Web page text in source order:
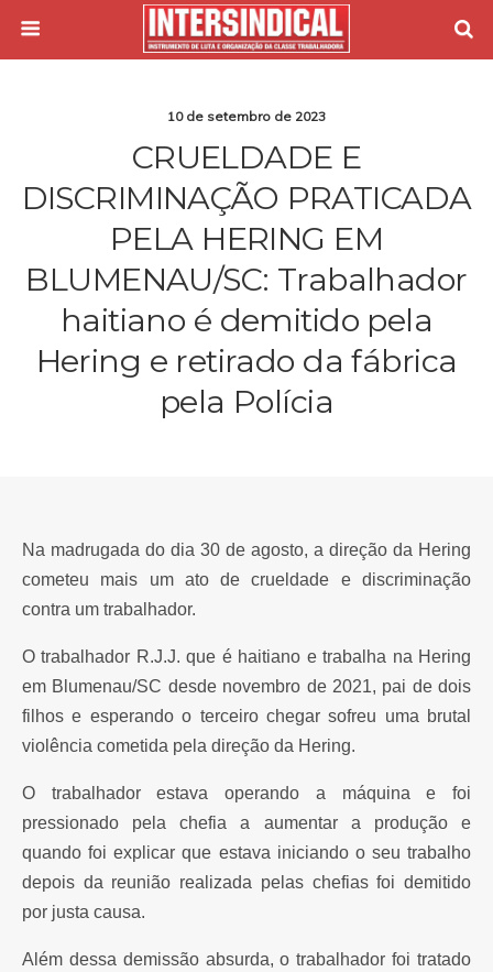
10 de setembro de 2023
CRUELDADE E
DISCRIMINAÇÃO PRATICADA
PELA HERING EM
BLUMENAU/SC: Trabalhador
haitiano é demitido pela
Hering e retirado da fábrica
pela Polícia
Na madrugada do dia 30 de agosto, a direção da Hering
cometeu mais um ato de crueldade e discriminação
contra um trabalhador.
O trabalhador R.J.J. que é haitiano e trabalha na Hering
em Blumenau/SC desde novembro de 2021, pai de dois
filhos e esperando o terceiro chegar sofreu uma brutal
violência cometida pela direção da Hering.
O trabalhador estava operando a máquina e foi
pressionado pela chefia a aumentar a produção e
quando foi explicar que estava iniciando o seu trabalho
depois da reunião realizada pelas chefias foi demitido
por justa causa.
Além dessa demissão absurda, o trabalhador foi tratado